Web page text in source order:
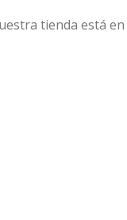
tienda está